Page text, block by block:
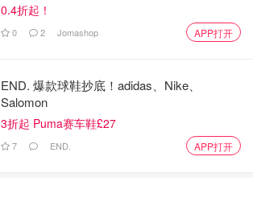
0.4折起！
0 2 Jomashop APP打开
END. 爆款球鞋抄底！adidas、Nike、
Salomon
3折起 Puma赛车鞋£27
7 END. APP打开